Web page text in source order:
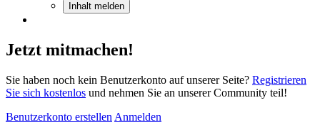
Inhalt melden
Jetzt mitmachen!
Sie haben noch kein Benutzerkonto auf unserer Seite? Registrieren
Sie sich kostenlos und nehmen Sie an unserer Community teil!
Benutzerkonto erstellen Anmelden